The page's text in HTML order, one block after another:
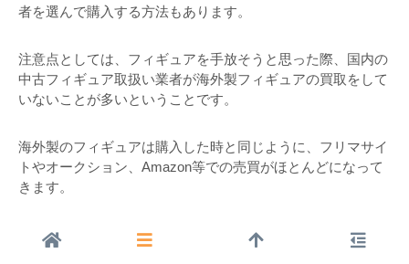
者を選んで購入する方法もあります。
注意点としては、フィギュアを手放そうと思った際、国内の
中古フィギュア取扱い業者が海外製フィギュアの買取をして
いないことが多いということです。
海外製のフィギュアは購入した時と同じように、フリマサイ
トやオークション、Amazon等での売買がほとんどになって
きます。